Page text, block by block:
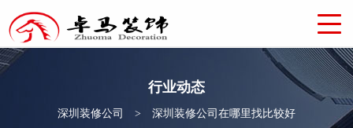
行业动态
深圳装修公司 > 深圳装修公司在哪里找比较好